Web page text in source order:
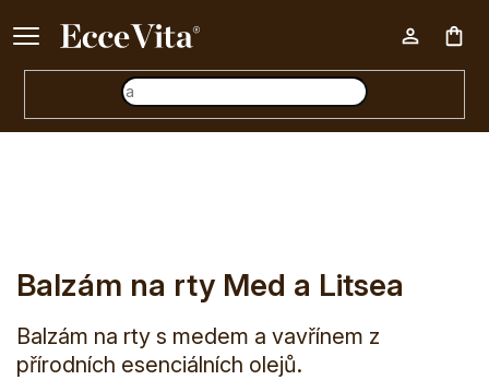
Ke každému nákupu nad 500 Kč dárek zdarma 📦
E-shop Kosmetika Péče o rty Balzámy na rty Balzám
Balzám na rty Med a Litsea
Balzám na rty s medem a vavřínem z
přírodních esenciálních olejů.